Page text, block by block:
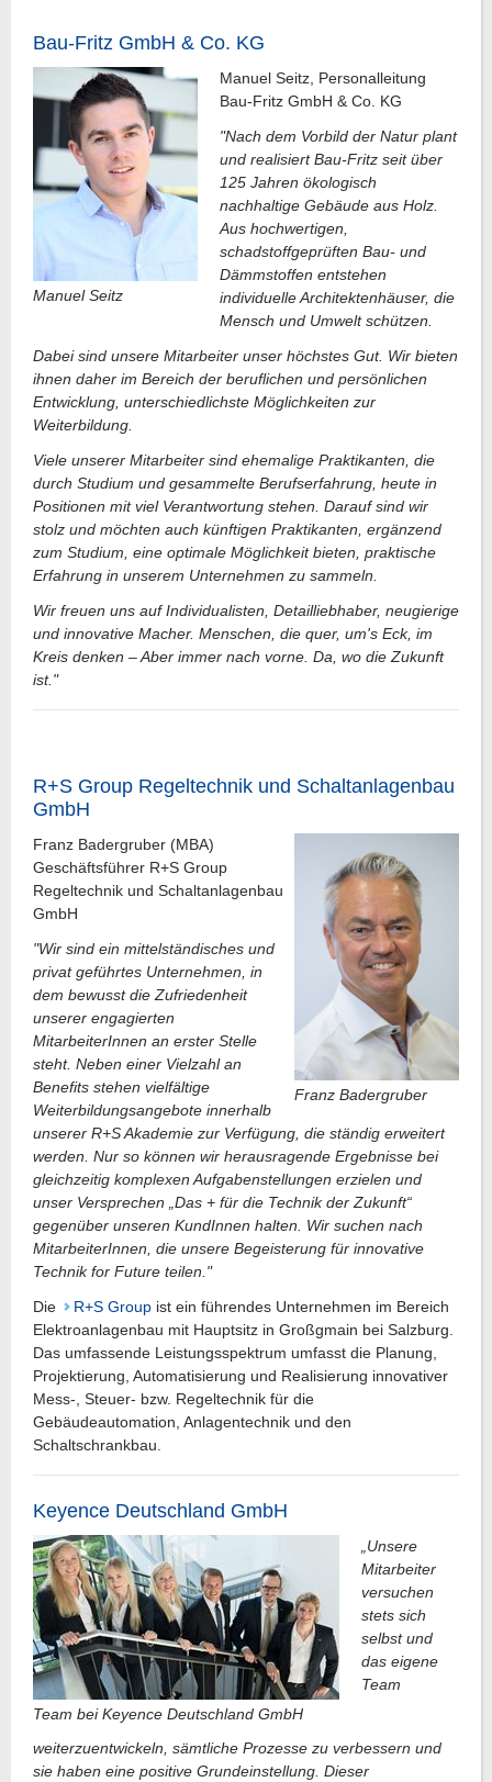
Bau-Fritz GmbH & Co. KG
Manuel Seitz
Manuel Seitz, Personalleitung
Bau-Fritz GmbH & Co. KG
"Nach dem Vorbild der Natur plant
und realisiert Bau-Fritz seit über
125 Jahren ökologisch
nachhaltige Gebäude aus Holz.
Aus hochwertigen,
schadstoffgeprüften Bau- und
Dämmstoffen entstehen
individuelle Architektenhäuser, die
Mensch und Umwelt schützen.
Dabei sind unsere Mitarbeiter unser höchstes Gut. Wir bieten
ihnen daher im Bereich der beruflichen und persönlichen
Entwicklung, unterschiedlichste Möglichkeiten zur
Weiterbildung.
Viele unserer Mitarbeiter sind ehemalige Praktikanten, die
durch Studium und gesammelte Berufserfahrung, heute in
Positionen mit viel Verantwortung stehen. Darauf sind wir
stolz und möchten auch künftigen Praktikanten, ergänzend
zum Studium, eine optimale Möglichkeit bieten, praktische
Erfahrung in unserem Unternehmen zu sammeln.
Wir freuen uns auf Individualisten, Detailliebhaber, neugierige
und innovative Macher. Menschen, die quer, um's Eck, im
Kreis denken – Aber immer nach vorne. Da, wo die Zukunft
ist."
R+S Group Regeltechnik und Schaltanlagenbau
GmbH
Franz Badergruber
Franz Badergruber (MBA)
Geschäftsführer R+S Group
Regeltechnik und Schaltanlagenbau
GmbH
"Wir sind ein mittelständisches und
privat geführtes Unternehmen, in
dem bewusst die Zufriedenheit
unserer engagierten
MitarbeiterInnen an erster Stelle
steht. Neben einer Vielzahl an
Benefits stehen vielfältige
Weiterbildungsangebote innerhalb
unserer R+S Akademie zur Verfügung, die ständig erweitert
werden. Nur so können wir herausragende Ergebnisse bei
gleichzeitig komplexen Aufgabenstellungen erzielen und
unser Versprechen „Das + für die Technik der Zukunft“
gegenüber unseren KundInnen halten. Wir suchen nach
MitarbeiterInnen, die unsere Begeisterung für innovative
Technik for Future teilen."
Die
R+S Groupist ein führendes Unternehmen im Bereich
Elektroanlagenbau mit Hauptsitz in Großgmain bei Salzburg.
Das umfassende Leistungsspektrum umfasst die Planung,
Projektierung, Automatisierung und Realisierung innovativer
Mess-, Steuer- bzw. Regeltechnik für die
Gebäudeautomation, Anlagentechnik und den
Schaltschrankbau.
Keyence Deutschland GmbH
Team bei Keyence Deutschland GmbH
„Unsere
Mitarbeiter
versuchen
stets sich
selbst und
das eigene
Team
weiterzuentwickeln, sämtliche Prozesse zu verbessern und
sie haben eine positive Grundeinstellung. Dieser